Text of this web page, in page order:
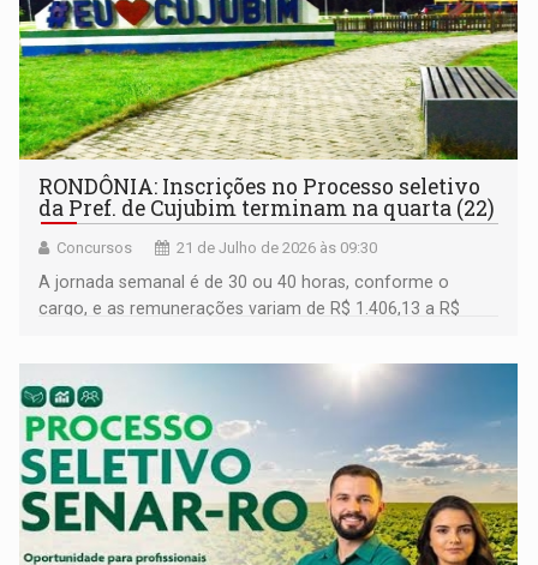
RONDÔNIA: Inscrições no Processo seletivo
da Pref. de Cujubim terminam na quarta (22)
Concursos 21 de Julho de 2026 às 09:30
A jornada semanal é de 30 ou 40 horas, conforme o
cargo, e as remunerações variam de R$ 1.406,13 a R$